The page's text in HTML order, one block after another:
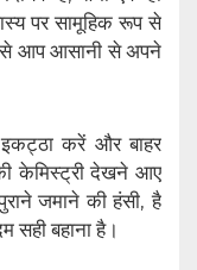
पर सामूहिक रूप से
आप आसानी से अपने
करें और बाहर
केमिस्ट्री देखने आए
जमाने की हंसी, है
सही बहाना है।